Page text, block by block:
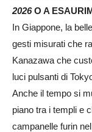
2026O A
In Giappone, la
gesti misurati che
Kanazawa che
luci pulsanti di
Anche il tempo si
piano tra i templi e
campanelle furin